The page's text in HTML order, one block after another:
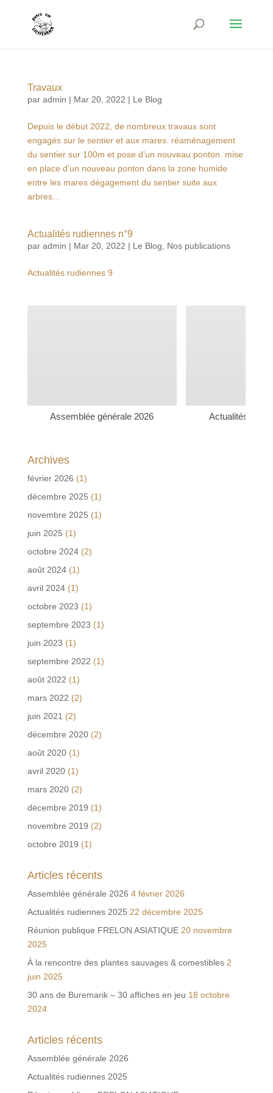
Travaux
par admin | Mar 20, 2022 | Le Blog
Depuis le début 2022, de nombreux travaux sont
engagés sur le sentier et aux mares. réaménagement
du sentier sur 100m et pose d’un nouveau ponton. mise
en place d’un nouveau ponton dans la zone humide
entre les mares dégagement du sentier suite aux
arbres...
Actualités rudiennes n°9
par admin | Mar 20, 2022 | Le Blog Nos publications
Actualités rudiennes 9
Assemblée générale 2026 Actualités
Archives
février 2026 (1)
décembre 2025 (1)
novembre 2025 (1)
juin 2025 (1)
octobre 2024(2)
août 2024(1)
avril 2024(1)
octobre 2023 (1)
septembre 2023 (1)
juin 2023 (1)
septembre 2022 (1)
août 2022 (1)
mars 2022 (2)
juin 2021 (2)
décembre 2020(2)
août 2020(1)
avril 2020(1)
mars 2020(2)
décembre 2019 (1)
novembre 2019 (2)
octobre 2019 (1)
Articles récents
Assemblée générale 2026 4 février 2026
Actualités rudiennes 2025 22 décembre 2025
Réunion publique FRELON ASIATIQUE 20 novembre
2025
À la rencontre des plantes sauvages & comestibles 2
juin 2025
30 ans de Buremarik – 30 affiches en jeu 18 octobre
2024
Articles récents
Assemblée générale 2026
Actualités rudiennes 2025